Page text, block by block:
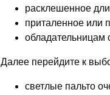
расклешенное
приталенное или
обладательницам
Далее перейдите к
светлые пальто